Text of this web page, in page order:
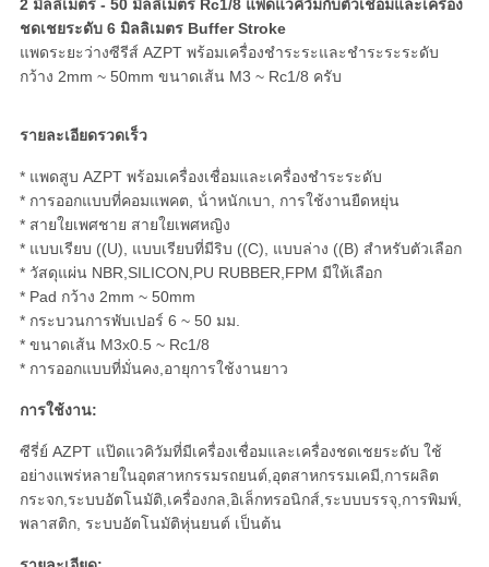
POLICY
2 มิลลิเมตร - 50 มิลลิเมตร Rc1/8 แพดแวคิวัมกับตัวเชื่อมและเครื่อง
ชดเชยระดับ 6 มิลลิเมตร Buffer Stroke
แพดระยะว่างซีรีส์ AZPT พร้อมเครื่องชําระระและชําระระระดับ
กว้าง 2mm ~ 50mm ขนาดเส้น M3 ~ Rc1/8 ครับ
รายละเอียดรวดเร็ว
* แพดสูบ AZPT พร้อมเครื่องเชื่อมและเครื่องชําระระดับ
* การออกแบบที่คอมแพคต, น้ําหนักเบา, การใช้งานยืดหยุ่น
* สายใยเพศชาย สายใยเพศหญิง
* แบบเรียบ ((U), แบบเรียบที่มีริบ ((C), แบบล่าง ((B) สําหรับตัวเลือก
* วัสดุแผ่น NBR,SILICON,PU RUBBER,FPM มีให้เลือก
* Pad กว้าง 2mm ~ 50mm
* กระบวนการพับเปอร์ 6 ~ 50 มม.
* ขนาดเส้น M3x0.5 ~ Rc1/8
* การออกแบบที่มั่นคง,อายุการใช้งานยาว
การใช้งาน:
ซีรี่ย์ AZPT แป๊ดแวคิวัมที่มีเครื่องเชื่อมและเครื่องชดเชยระดับ ใช้
อย่างแพร่หลายในอุตสาหกรรมรถยนต์,อุตสาหกรรมเคมี,การผลิต
กระจก,ระบบอัตโนมัติ,เครื่องกล,อิเล็กทรอนิกส์,ระบบบรรจุ,การพิมพ์,
พลาสติก, ระบบอัตโนมัติหุ่นยนต์ เป็นต้น